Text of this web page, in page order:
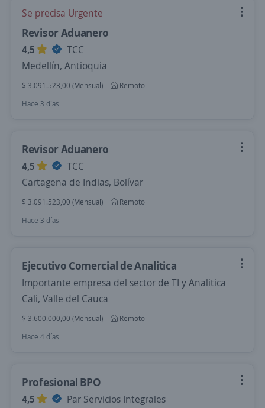
Se precisa Urgente
Revisor Aduanero
4,5
TCC
Medellín, Antioquia
$ 3.091.523,00 (Mensual)
Remoto
Hace 3 días
Revisor Aduanero
4,5
TCC
Cartagena de Indias, Bolívar
$ 3.091.523,00 (Mensual)
Remoto
Hace 3 días
Ejecutivo Comercial de Analitica
Importante empresa del sector de TI y Analitica
Cali, Valle del Cauca
$ 3.600.000,00 (Mensual)
Remoto
Hace 4 días
Profesional BPO
4,5
Par Servicios Integrales